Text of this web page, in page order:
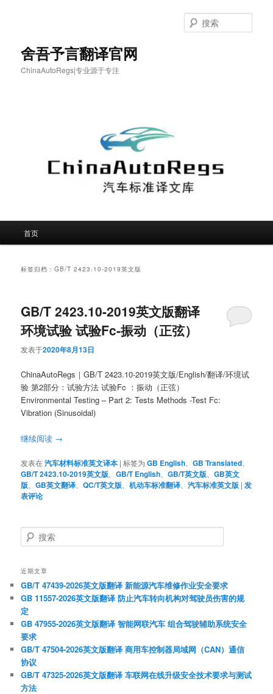
舍吾予言翻译官网
ChinaAutoRegs|专业源于专注
索
首页
标签归档：GB/T 2423.10-2019英文版
GB/T 2423.10-2019英文版翻译
环境试验 试验Fc-振动（正弦）
发表于2020年8月13日
ChinaAutoRegs｜GB/T 2423.10-2019英文版/English/翻译/环境试
验 第2部分：试验方法 试验Fc ：振动（正弦）
Environmental Testing – Part 2: Tests Methods -Test Fc:
Vibration (Sinusoidal)
继续阅读 →
发表在汽车材料标准英文译本 |标签为 GB English 、GB Translated
GB/T 2423.10-2019英文版 、GB/T English 、GB/T英文版 、GB英文
版 、GB英文翻译 、QC/T英文版 、机动车标准翻译 、汽车标准英文版 | 发
表评论
搜
索
近期文章
GB/T 47439-2026英文版翻译 新能源汽车维修作业安全要求
GB 11557-2026英文版翻译 防止汽车转向机构对驾驶员伤害的规
定
GB 47955-2026英文版翻译 智能网联汽车 组合驾驶辅助系统安全
要求
GB/T 47504-2026英文版翻译 商用车控制器局域网（CAN）通信
协议
GB/T 47325-2026英文版翻译 车联网在线升级安全技术要求与测试
方法